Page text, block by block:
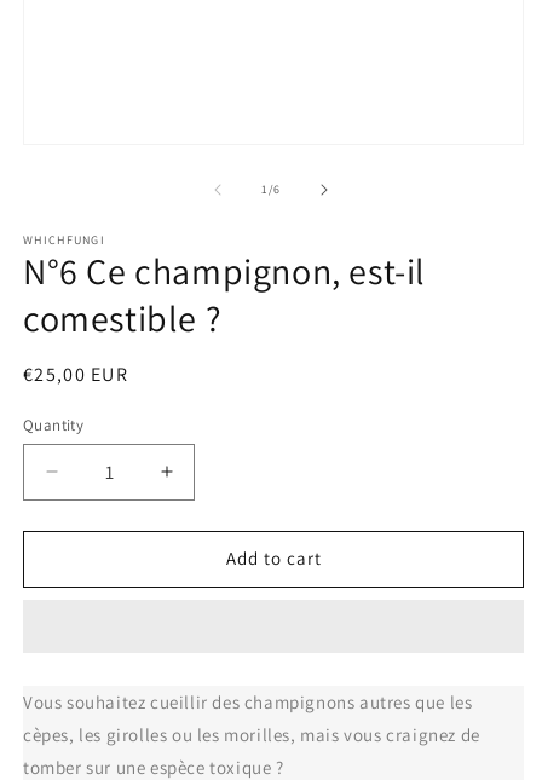
1/of
6
WHICHFUNGI
N°6 Ce champignon, est-il
comestible ?
Regular
€25,00 EUR
Quantity
Decrease
quantity
for
Ce
?
Increase
quantity
for
Ce
?
Add to cart
Vous souhaitez cueillir des champignons autres que les
cèpes, les girolles ou les morilles, mais vous craignez de
tomber sur une espèce toxique ?